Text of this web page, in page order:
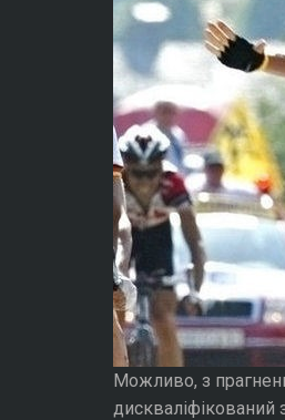
Можливо, з
дискваліфікований